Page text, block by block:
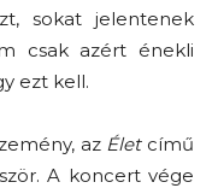
sokat jelentenek
csak azért énekli
ezt kell.
az Életcímű
A koncert vége